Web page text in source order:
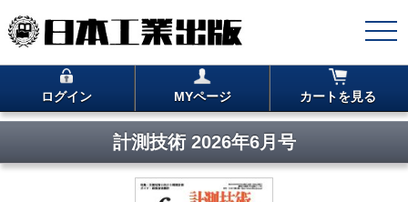
ログイン MYページ カートを見る
計測技術 2026年6月号